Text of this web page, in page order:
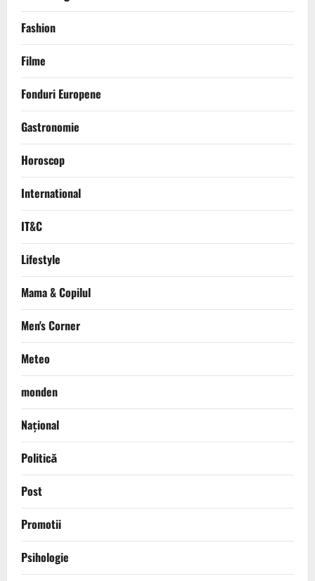
Fashion
Filme
Fonduri Europene
Gastronomie
Horoscop
International
IT&C
Lifestyle
Mama & Copilul
Men's Corner
Meteo
monden
Național
Politică
Post
Promotii
Psihologie